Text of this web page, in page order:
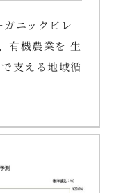
ニックビレ
有機農業を 生
支える地域循